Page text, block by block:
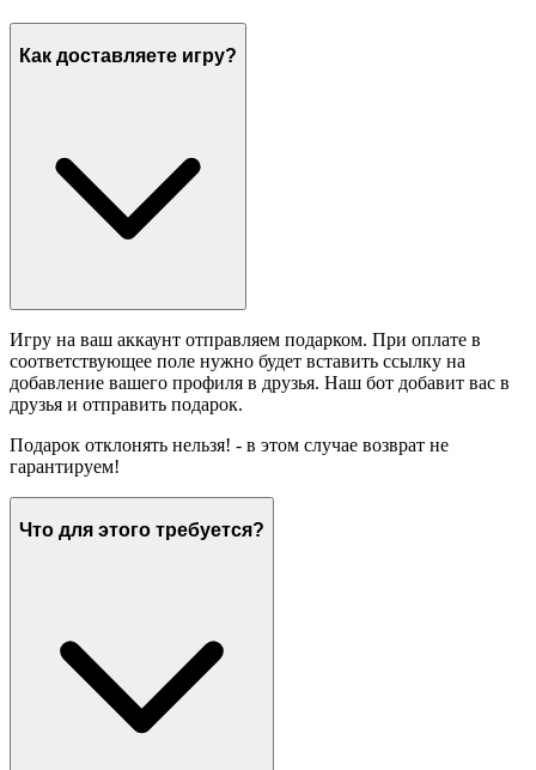
Как доставляете игру?
Игру на ваш аккаунт отправляем подарком. При оплате в
соответствующее поле нужно будет вставить ссылку на
добавление вашего профиля в друзья. Наш бот добавит вас в
друзья и отправить подарок.
Подарок отклонять нельзя! - в этом случае возврат не
гарантируем!
Что для этого требуется?